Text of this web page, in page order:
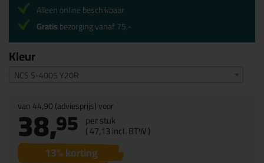
Kleur
NCS S-4005 Y20R
van44,90(adviesprijs) voor
38,95 per stuk
(47,13incl. BTW )
13% korting
Alleen online beschikbaar
Gratisbezorging vanaf 75,-